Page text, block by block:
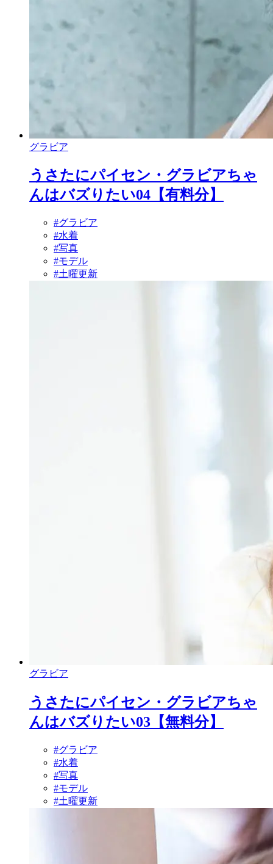
グラビア
うさたにパイセン・グラビアちゃ
んはバズりたい04【有料分】
#グラビア
#水着
#写真
#モデル
#土曜更新
グラビア
うさたにパイセン・グラビアちゃ
んはバズりたい03【無料分】
#グラビア
#水着
#写真
#モデル
#土曜更新